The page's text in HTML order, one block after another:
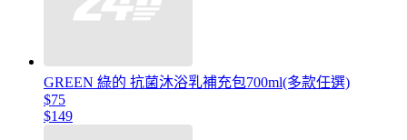
GREEN 綠的 抗菌沐浴乳補充包700ml(多款任選)
$75
$149